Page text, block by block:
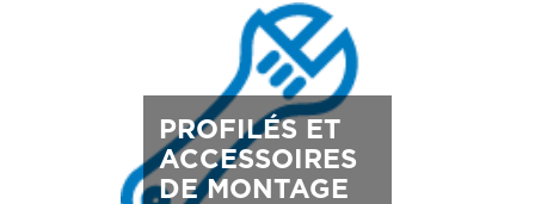
PROFILÉS ET
ACCESSOIRES
DE MONTAGE